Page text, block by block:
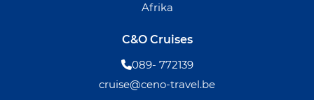
Afrika
C&O Cruises
089- 772139
cruise@ceno-travel.be